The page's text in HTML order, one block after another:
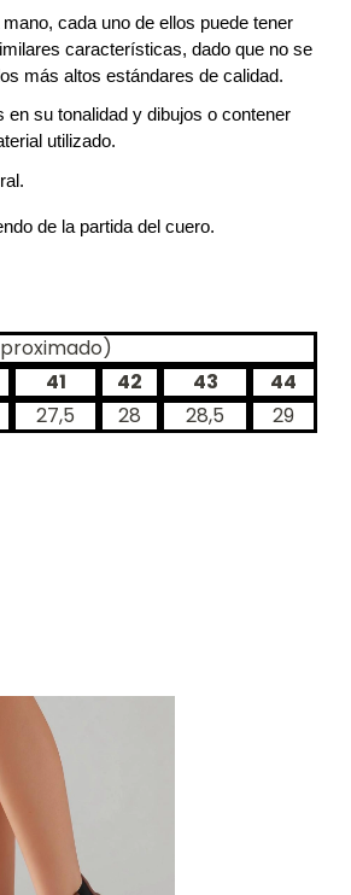
cada uno de ellos puede tener
características, dado que no se
más altos estándares de calidad.
su tonalidad y dibujos o contener
utilizado.
de la partida del cuero.
41 42 43
44
27,5 28 28,5 29